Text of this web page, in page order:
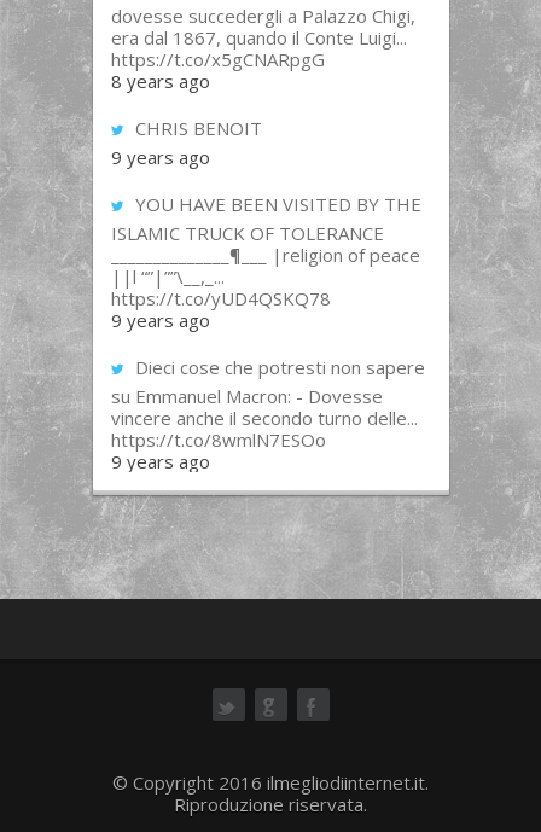
dovesse succedergli a Palazzo Chigi,
era dal 1867, quando il Conte Luigi...
https://t.co/x5gCNARpgG
8 years ago
CHRIS BENOIT
9 years ago
YOU HAVE BEEN VISITED BY THE
ISLAMIC TRUCK OF TOLERANCE
______________¶___ |religion of peace
||l “”|””\__,_...
https://t.co/yUD4QSKQ78
9 years ago
Dieci cose che potresti non sapere
su Emmanuel Macron: - Dovesse
vincere anche il secondo turno delle...
https://t.co/8wmlN7ESOo
9 years ago
© Copyright 2016 ilmegliodiinternet.it.
Riproduzione riservata.